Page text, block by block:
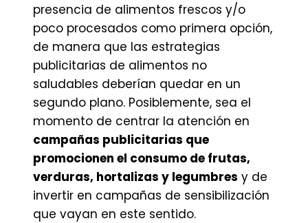
presencia de alimentos frescos y/o
poco procesados como primera opción,
de manera que las estrategias
publicitarias de alimentos no
saludables deberían quedar en un
segundo plano. Posiblemente, sea el
momento de centrar la atención en
campañas publicitarias que
promocionen el consumo de frutas,
verduras, hortalizas y legumbres y de
invertir en campañas de sensibilización
que vayan en este sentido.